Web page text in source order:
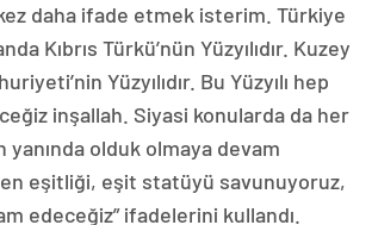
daha ifade etmek isterim. Türkiye
Kıbrıs Türkü’nün Yüzyılıdır. Kuzey
Yüzyılıdır. Bu Yüzyılı hep
inşallah. Siyasi konularda da her
yanında olduk olmaya devam
eşitliği, eşit statüyü savunuyoruz,
edeceğiz” ifadelerini kullandı.